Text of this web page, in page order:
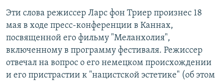
Эти слова режиссер Ларс фон Триер произнес 18
мая в ходе пресс-конференции в Каннах,
посвященной его фильму "Меланхолия",
включенному в программу фестиваля. Режиссер
отвечал на вопрос о его немецком происхождении
и его пристрастии к "нацистской эстетике" (об этом